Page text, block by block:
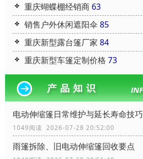
重庆蝴蝶棚经销商 63
销售户外休闲遮阳伞 85
重庆新型露台篷厂家 84
重庆新型车篷定制价格 73
电动伸缩篷日常维护与延长寿命技巧
1049阅读 2026-07-28 20:52:00
雨篷拆除、旧电动伸缩篷回收要点